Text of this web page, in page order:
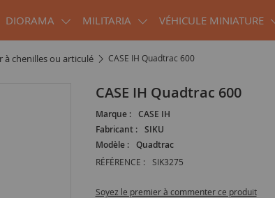
DIORAMA MILITARIA VÉHICULE MINIATURE
à chenilles ou articulé CASE IH Quadtrac 600
CASE IH Quadtrac 600
Marque :
CASE IH
Fabricant :
SIKU
Modèle :
Quadtrac
RÉFÉRENCE : SIK3275
Soyez le premier à commenter ce produit